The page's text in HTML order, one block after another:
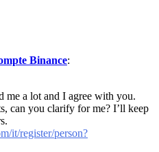
Binance:
me a lot and I agree with you.
can you clarify for me? I’ll keep
it/register/person?